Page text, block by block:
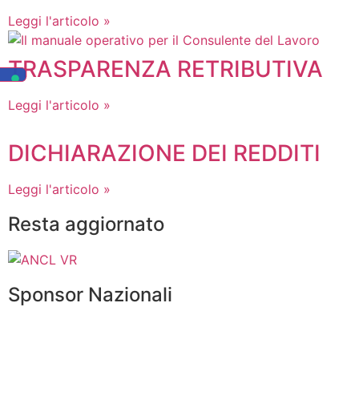
Leggi l'articolo »
TRASPARENZA RETRIBUTIVA
Leggi l'articolo »
DICHIARAZIONE DEI REDDITI
Leggi l'articolo »
Resta aggiornato
Sponsor Nazionali